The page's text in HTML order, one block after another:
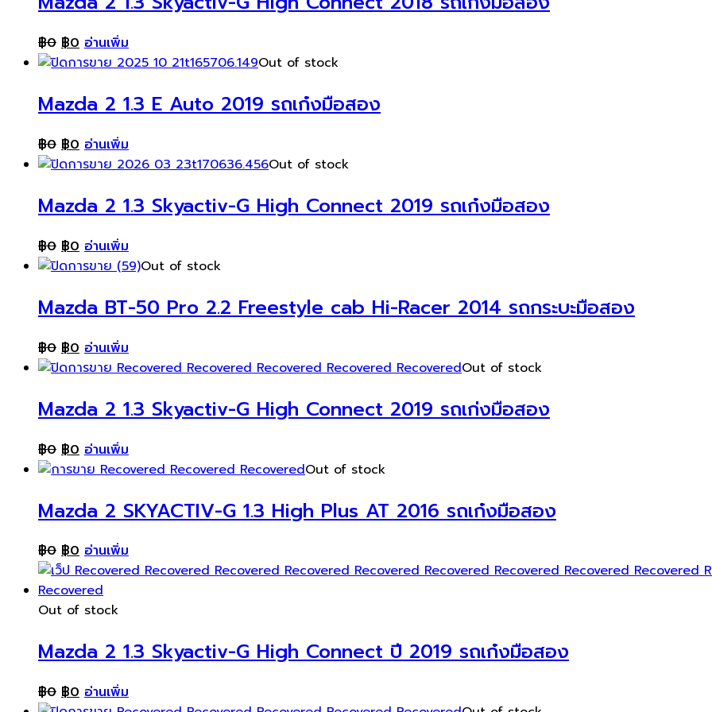
฿0 ฿0 อ่านเพิ่ม
Out of stock
Mazda 2 1.3 E Auto 2019 รถเก๋งมือสอง
฿0 ฿0 อ่านเพิ่ม
Out of stock
Mazda 2 1.3 Skyactiv-G High Connect 2019 รถเก๋งมือสอง
฿0 ฿0 อ่านเพิ่ม
Out of stock
Mazda BT-50 Pro 2.2 Freestyle cab Hi-Racer 2014 รถกระบะมือสอง
฿0 ฿0 อ่านเพิ่ม
Out of stock
Mazda 2 1.3 Skyactiv-G High Connect 2019 รถเก่งมือสอง
฿0 ฿0 อ่านเพิ่ม
Out of stock
Mazda 2 SKYACTIV-G 1.3 High Plus AT 2016 รถเก๋งมือสอง
฿0 ฿0 อ่านเพิ่ม
Out of stock
Mazda 2 1.3 Skyactiv-G High Connect ปี 2019 รถเก๋งมือสอง
฿0 ฿0 อ่านเพิ่ม